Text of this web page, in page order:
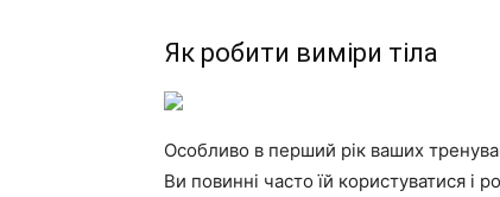
Як робити виміри тіла
Особливо в перший рік ваших
Ви повинні часто їй користуватися і